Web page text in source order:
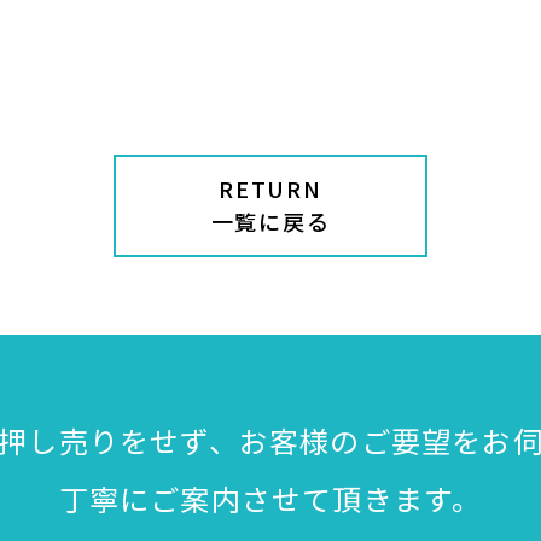
RETURN
一覧に戻る
し売りをせず、 お客様のご要望をお
丁寧にご案内させて頂きます。